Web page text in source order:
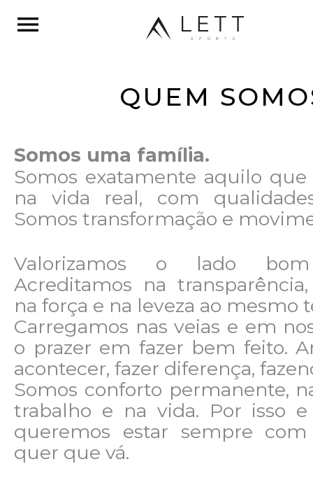
menu
QUEM
Somos uma família.
Somos exatamente aquilo que
na vida real, com
Somos transformação e
Valorizamos o lado
Acreditamos na
na força e na leveza ao mesmo
Carregamos nas veias e em
o prazer em fazer bem feito.
acontecer, fazer diferença,
Somos conforto permanente,
trabalho e na vida. Por isso
queremos estar sempre
quer que vá.